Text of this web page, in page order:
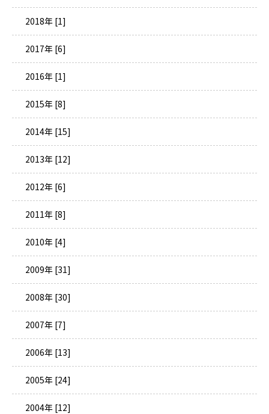
2018年 [1]
2017年 [6]
2016年 [1]
2015年 [8]
2014年 [15]
2013年 [12]
2012年 [6]
2011年 [8]
2010年 [4]
2009年 [31]
2008年 [30]
2007年 [7]
2006年 [13]
2005年 [24]
2004年 [12]